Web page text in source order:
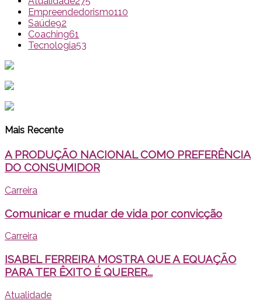
Empreendedorismo110
Saúde92
Coaching61
Tecnologia53
Mais Recente
A PRODUÇÃO NACIONAL COMO PREFERÊNCIA
DO CONSUMIDOR
Carreira
Comunicar e mudar de vida por convicção
Carreira
ISABEL FERREIRA MOSTRA QUE A EQUAÇÃO
PARA TER ÊXITO É QUERER...
Atualidade